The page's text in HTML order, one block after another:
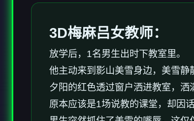
3D梅麻吕女教师：
放学后，1名男生出时下教室里。
他主动来到影山美雪身边，美雪静
夕阳的红色透过窗户洒进教室，洒
原本应该是1场说教的课堂，却因